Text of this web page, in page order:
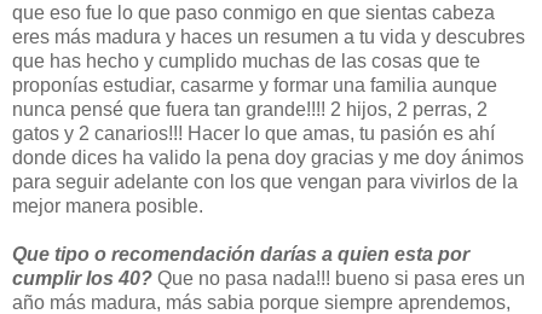
que eso fue lo que paso conmigo en que sientas cabeza
eres más madura y haces un resumen a tu vida y descubres
que has hecho y cumplido muchas de las cosas que te
proponías estudiar, casarme y formar una familia aunque
nunca pensé que fuera tan grande!!!! 2 hijos, 2 perras, 2
gatos y 2 canarios!!! Hacer lo que amas, tu pasión es ahí
donde dices ha valido la pena doy gracias y me doy ánimos
para seguir adelante con los que vengan para vivirlos de la
mejor manera posible.
Que tipo o recomendación darías a quien esta por
cumplir los 40? Que no pasa nada!!! bueno si pasa eres un
año más madura, más sabia porque siempre aprendemos,